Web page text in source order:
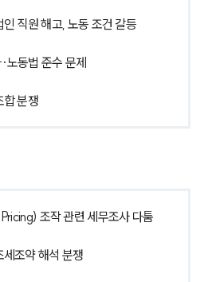
직원 해고, 노동 조건 갈등
노동법 준수 문제
합 분쟁
조작 관련 세무조사 다툼
조약 해석 분쟁